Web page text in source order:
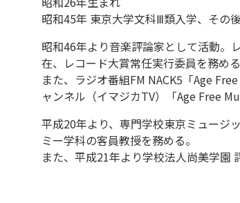
昭和45年 東京大学文科Ⅲ類入学、その
昭和46年より音楽評論家として活動。
在、レコード大賞常任実行委員を務める
また、ラジオ番組FM NACK5「Age
ャンネル（イマジカTV）「Age Free
平成20年より、専門学校東京ミュー
ミー学科の客員教授を務める。
また、平成21年より学校法人尚美学園